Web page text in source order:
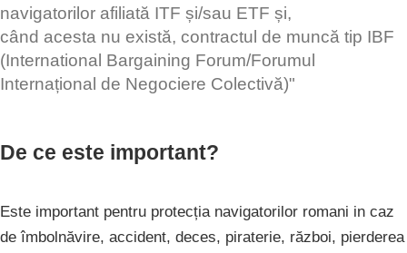
navigatorilor afiliată ITF și/sau ETF și,
când acesta nu există, contractul de muncă tip IBF
(International Bargaining Forum/Forumul
Internațional de Negociere Colectivă)"
De ce este important?
Este important pentru protecția navigatorilor romani in caz
de îmbolnăvire, accident, deces, piraterie, război, pierderea